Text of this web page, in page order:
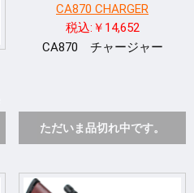
CA870 CHARGER
税込:￥14,652
CA870 チャージャー
ただいま品切れ中です。